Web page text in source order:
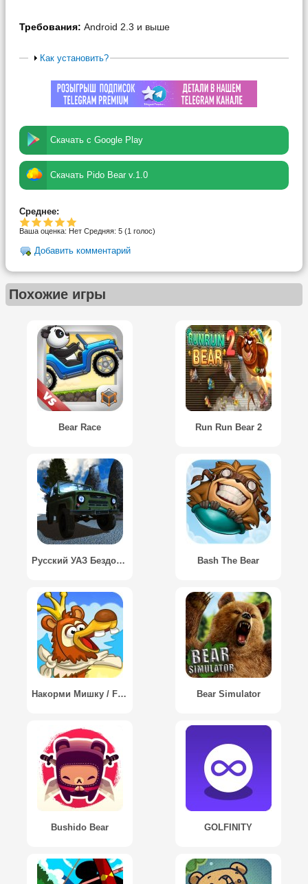
Требования: Android 2.3 и выше
Как установить?
Скачать с Google Play
Скачать Pido Bear v.1.0
Среднее:
Ваша оценка: Нет Средняя: 5 (1 голос)
Добавить комментарий
Похожие игры
Bear Race Run Run Bear 2
Русский УАЗ Бездорожье: Зима / UAZ Sim 4x4 Off Road: Winter Bash The Bear
Накорми Мишку / Feed The Bear Bear Simulator
Bushido Bear GOLFINITY